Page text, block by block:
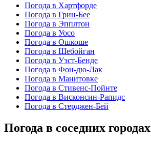
Погода в Хартфорде
Погода в Грин-Бее
Погода в Эпплтон
Погода в Уосо
Погода в Ошкоше
Погода в Шебойган
Погода в Уэст-Бенде
Погода в Фон-дю-Лак
Погода в Манитовке
Погода в Стивенс-Пойнте
Погода в Висконсин-Рапидс
Погода в Стерджен-Бей
Погода в соседних городах